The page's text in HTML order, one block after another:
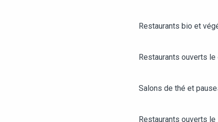
Restaurants bio et
Restaurants ouverts le
Salons de thé et
Restaurants ouverts le